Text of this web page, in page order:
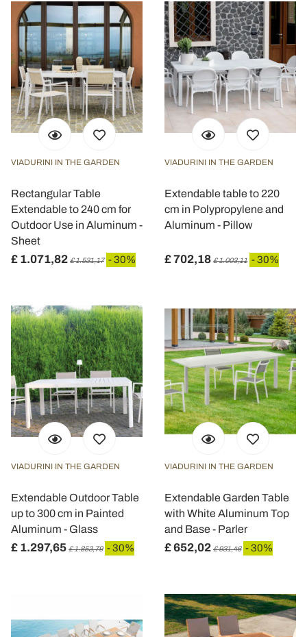
VIADURINI IN THE GARDEN
Rectangular Table
Extendable to 240 cm for
Outdoor Use in Aluminum -
Sheet
£ 1.071,82 £ 1.531,17 - 30%
VIADURINI IN THE GARDEN
Extendable table to 220
cm in Polypropylene and
Aluminum - Pillow
£ 702,18 £ 1.003,11 - 30%
VIADURINI IN THE GARDEN
Extendable Outdoor Table
up to 300 cm in Painted
Aluminum - Glass
£ 1.297,65 £ 1.853,79 - 30%
VIADURINI IN THE GARDEN
Extendable Garden Table
with White Aluminum Top
and Base - Parler
£ 652,02 £ 931,46 - 30%